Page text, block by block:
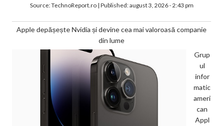
Source:TechnoReport.ro| Published:august 3, 2026 - 2:43 pm
Apple depășește Nvidia și devine cea mai valoroasă companie
din lume
Grup
ul
infor
matic
ameri
can
Appl